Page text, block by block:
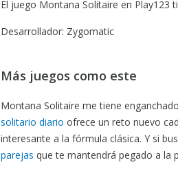
El juego Montana Solitaire en Play123
Desarrollador: Zygomatic
Más juegos como este
Montana Solitaire me tiene
solitario diario ofrece un reto nuevo
interesante a la fórmula clásica. Y si
parejas que te mantendrá pegado a la